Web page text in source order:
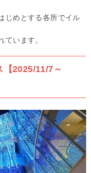
じめとする各所でイル
ています。
【2025/11/7～